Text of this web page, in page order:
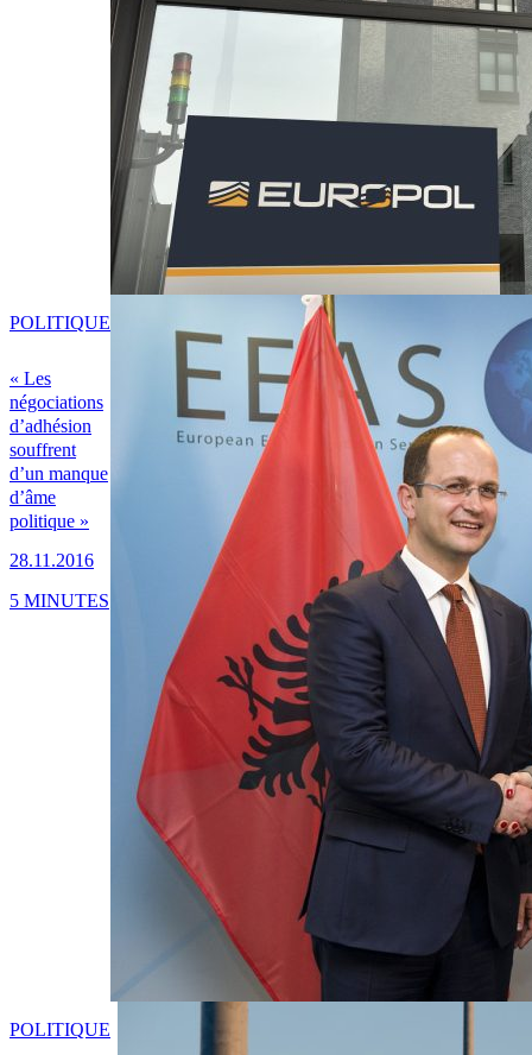
« Les
négociations
d’adhésion
souffrent
d’un manque
d’âme
politique »
28.11.2016
POLITIQUE
5 MINUTES
POLITIQUE